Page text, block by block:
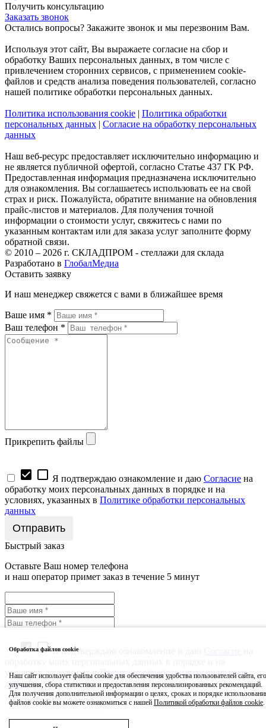
Получить консультацию
Заказать звонок
Остались вопросы? Закажите звонок и мы перезвоним Вам.
Используя этот сайт, Вы выражаете согласие на сбор и
обработку Ваших персональных данных, в том числе с
привлечением сторонних сервисов, с применением cookie-
файлов и средств анализа поведения пользователей, согласно
нашей политике обработки персональных данных.
Политика использования cookie | Политика обработки
персональных данных | Согласие на обработку персональных
данных
Наш веб-ресурс предоставляет исключительно информацию и
не является публичной офертой, согласно Статье 437 ГК РФ.
Предоставленная информация предназначена исключительно
для ознакомления. Вы соглашаетесь использовать ее на свой
страх и риск. Пожалуйста, обратите внимание на обновления
прайс-листов и материалов. Для получения точной
информации о стоимости услуг, свяжитесь с нами по
указанным контактам или для заказа услуг заполните форму
обратной связи.
© 2010 – 2026 г. СКЛАДПРОМ - стеллажи для склада
Разработано в ГлобалМедиа
Оставить заявку
И наш менеджер свяжется с вами в ближайшее время
Ваше имя *
Ваш телефон *
Прикрепить файлы
check_box check_box_outline_blank Я подтверждаю ознакомление и даю Согласие на
обработку моих персональных данных в порядке и на
условиях, указанных в Политике обработки персональных
данных
Быстрый заказ
Оставьте Ваш номер телефона
и наш оператор примет заказ в течение 5 минут
check_boxcheck_box_outline_blankЯ подтверждаю ознакомление и даю
условиях, указанных вПолитике обработки персональных
данных
Обработка файлов cookie
Наш сайт использует файлы cookie для обеспечения удобства пользователей сайта, его
улучшения, сбора статистики и предоставления персонализированных рекомендаций.
Для получения дополнительной информации о целях, сроках и порядке
файлов cookie вы можете ознакомиться с нашей Политикой обработки файлов cookie.